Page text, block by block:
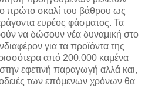
πρώτο σκαλί του βάθρου ως
ευρέος φάσματος. Τα
να δώσουν νέα δυναμική στο
για τα προϊόντα της
από 200.000 καμένα
εφετινή παραγωγή αλλά και,
των επόμενων χρόνων θα